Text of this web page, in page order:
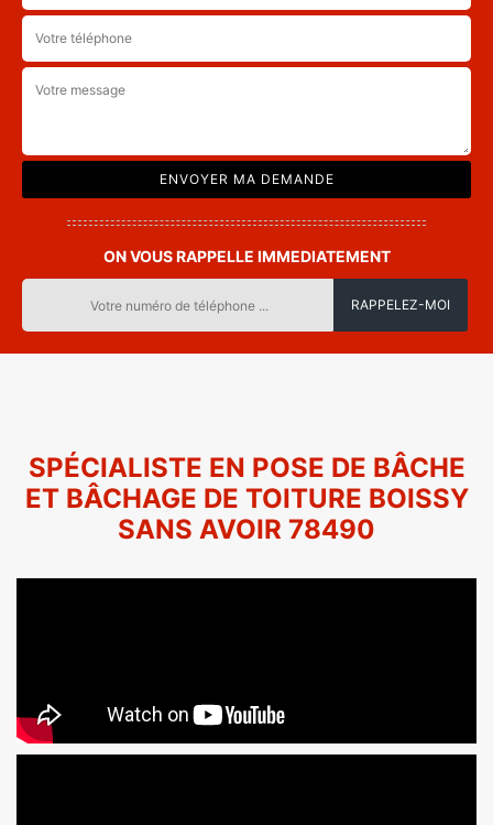
ON VOUS RAPPELLE IMMEDIATEMENT
SPÉCIALISTE EN POSE DE BÂCHE
ET BÂCHAGE DE TOITURE BOISSY
SANS AVOIR 78490